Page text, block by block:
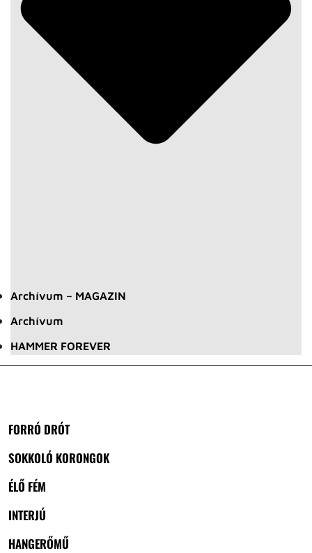
Archívum – MAGAZIN
Archívum
HAMMER FOREVER
FORRÓ DRÓT
SOKKOLÓ KORONGOK
ÉLŐ FÉM
INTERJÚ
HANGERŐMŰ